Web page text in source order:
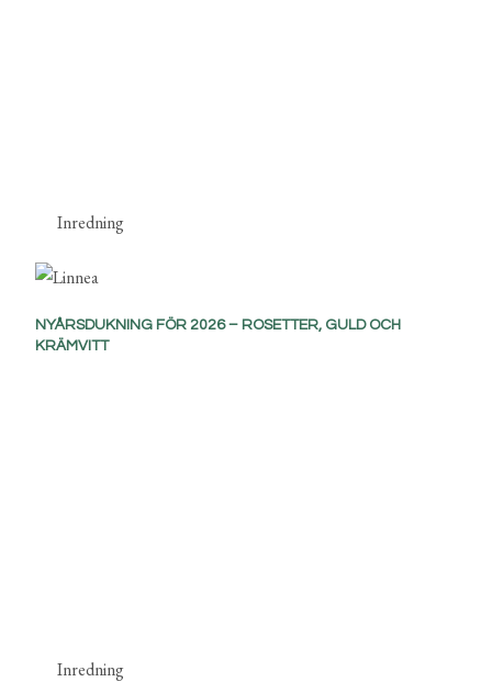
Inredning
NYÅRSDUKNING FÖR 2026 – ROSETTER, GULD OCH
KRÄMVITT
Inredning